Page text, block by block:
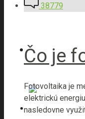
38779
Čo je
Fotovoltaika je
elektrickú
nasledovne